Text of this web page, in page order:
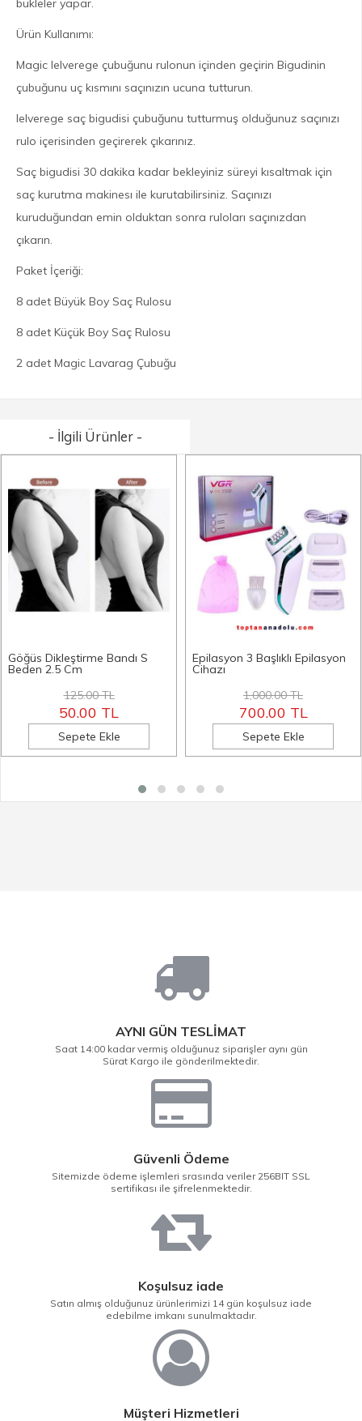
Ürün Kullanımı:
Magic lelverege çubuğunu rulonun içinden geçirin Bigudinin
çubuğunu uç kısmını saçınızın ucuna tutturun.
lelverege saç bigudisi çubuğunu tutturmuş olduğunuz saçınızı
rulo içerisinden geçirerek çıkarınız.
Saç bigudisi 30 dakika kadar bekleyiniz süreyi kısaltmak için
saç kurutma makinesı ile kurutabilirsiniz. Saçınızı
kuruduğundan emin olduktan sonra ruloları saçınızdan
çıkarın.
Paket İçeriği:
8 adet Büyük Boy Saç Rulosu
8 adet Küçük Boy Saç Rulosu
2 adet Magic Lavarag Çubuğu
- İlgili Ürünler -
Göğüs Dikleştirme Bandı S
Beden 2.5 Cm
125.00 TL
50.00 TL
Sepete Ekle
Epilasyon 3 Başlıklı Epilasyon
Cihazı
1,000.00 TL
700.00 TL
Sepete Ekle
AYNI GÜN TESLİMAT
Saat 14:00 kadar vermiş olduğunuz siparişler aynı gün
Sürat Kargo ile gönderilmektedir.
Güvenli Ödeme
Sitemizde ödeme işlemleri srasında veriler 256BIT SSL
sertifikası ile şifrelenmektedir.
Koşulsuz iade
Satın almış olduğunuz ürünlerimizi 14 gün koşulsuz iade
edebilme imkanı sunulmaktadır.
Müşteri Hizmetleri